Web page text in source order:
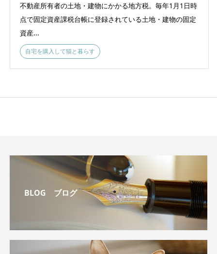
不動産所有者の土地・建物にかかる地方税。毎年1月1日時
点で固定資産課税台帳に登録されている土地・建物の固定
資産...
自宅を購入して猫と暮らす
BLOG ブログ